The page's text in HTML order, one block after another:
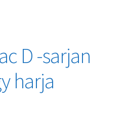
D -sarjan
harja